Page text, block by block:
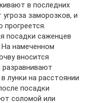
в последних
заморозков, и
посадки саженцев
намеченном
вносится
разравнивают
лунки на расстоянии
посадки
соломой или